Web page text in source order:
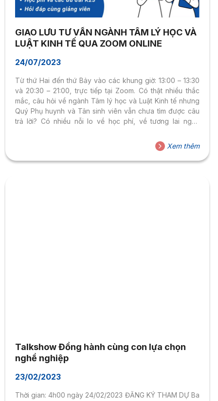
GIAO LƯU TƯ VẤN NGÀNH TÂM LÝ HỌC VÀ
LUẬT KINH TẾ QUA ZOOM ONLINE
24/07/2023
Từ thứ Hai đến thứ Bảy vào các khung giờ: 13:00 – 13:30
và 20:30 – 21:00, trực tiếp tại Zoom. Có thật nhiều thắc
mắc, câu hỏi về ngành Tâm lý học và Luật Kinh tế nhưng
Quý Phụ huynh và Tân sinh viên vẫn chưa tìm được câu
trả lời? Có nhiều nỗi lo về học phí, về tương lai nghề
được giải đáp? Có nhiều dự định cho hành trình trở thành
sinh viên Đại học nhưng Tân sinh viên vẫn chưa rõ cách
học nào...
Xem thêm
Talkshow Đồng hành cùng con lựa chọn
nghề nghiệp
23/02/2023
Thời gian: 4h00 ngày 24/02/2023 ĐĂNG KÝ THAM DỰ Ba